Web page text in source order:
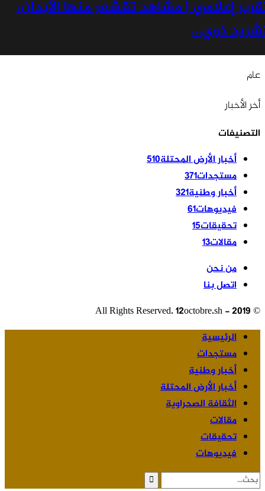
إعلامي | مشاهد تقشعر منها الأبدان،
ذوي…
عام
أخر الأخبار
التصنيفات
أخبار الأرض المحتلة510
مستجدات371
أخبار وطنية321
فيديوهات61
تحقيقات15
مقالات13
من نحن
اتصل بنا
© 2019 - All Rights Reserved. 12octobre.sh
الرئيسية
مستجدات
أخبار وطنية
أخبار الأرض المحتلة
الثقافة الصحراوية
مقالات
تحقيقات
فيديوهات